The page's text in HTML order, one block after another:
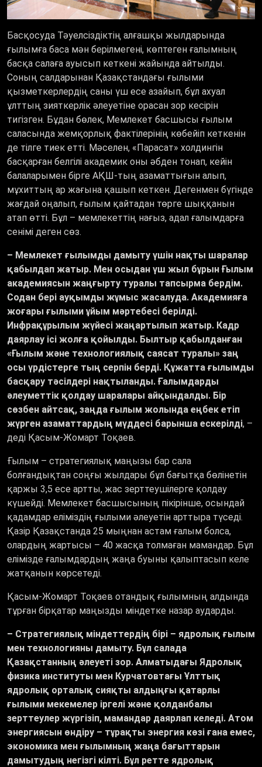
Басқосуда Тәуелсіздіктің алғашқы жылдарында
ғылымға баса мән берілмегені, көптеген ғалымның
басқа салаға ауысып кеткені жайында айтылды.
Соның салдарынан Қазақстандағы ғылыми
қызметкерлердің саны үш есе азайып, бұл ахуал
ұлттың зияткерлік әлеуетіне орасан зор кесірін
тигізген. Бұдан бөлек, Мемлекет басшысы ғылым
саласында жемқорлық фактілерінің көбейіп кеткенін
де тілге тиек етті. Мәселен, «Парасат» холдингін
басқарған белгілі академик оны әбден тонап, кейін
балаларымен бірге АҚШ-тың азаматтығын алып,
мұхиттың ар жағына қашып кеткен. Дегенмен бүгінде
жағдай оңалып, ғылым қайтадан төрге шыққанын
атап өтті. Бұл – мемлекеттің нағыз, адал ғалымдарға
сенімі деген сөз.
– Мемлекет ғылымды дамыту үшін нақты шаралар
қабылдап жатыр. Мен осыдан үш жыл бұрын Ғылым
академиясын жаңғырту туралы тапсырма бердім.
Содан бері ауқымды жұмыс жасалуда. Академияға
жоғары ғылыми ұйым мәртебесі берілді.
Инфрақұрылым жүйесі жаңартылып жатыр. Кадр
даярлау ісі жолға қойылды. Былтыр қабылданған
«Ғылым және технологиялық саясат туралы» заң
осы үрдістерге тың серпін берді. Құжатта ғылымды
басқару тәсілдері нақтыланды. Ғалымдарды
әлеуметтік қолдау шаралары айқындалды. Бір
сөзбен айтсақ, заңда ғылым жолында еңбек етіп
жүрген азаматтардың мүддесі барынша ескерілді, –
деді Қасым-Жомарт Тоқаев.
Ғылым – стратегиялық маңызы бар сала
болғандықтан соңғы жылдары бұл бағытқа бөлінетін
қаржы 3,5 есе артты, жас зерттеушілерге қолдау
күшейді. Мемлекет басшысының пікірінше, осындай
қадамдар еліміздің ғылыми әлеуетін арттыра түседі.
Қазір Қазақстанда 25 мыңнан астам ғалым болса,
олардың жартысы – 40 жасқа толмаған мамандар. Бұл
елімізде ғалымдардың жаңа буыны қалыптасып келе
жатқанын көрсетеді.
Қасым-Жомарт Тоқаев отандық ғылымның алдында
тұрған бірқатар маңызды міндетке назар аударды.
– Стратегиялық міндеттердің бірі – ядролық ғылым
мен технологияны дамыту. Бұл салада
Қазақстанның әлеуеті зор. Алматыдағы Ядролық
физика институты мен Курчатовтағы Ұлттық
ядролық орталық сияқты алдыңғы қатарлы
ғылыми мекемелер іргелі және қолданбалы
зерттеулер жүргізіп, мамандар даярлап келеді. Атом
энергиясын өндіру – тұрақты энергия көзі ғана емес,
экономика мен ғылымның жаңа бағыттарын
дамытудың негізгі кілті. Бұл ретте ядролық